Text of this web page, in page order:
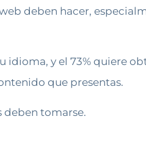
deben hacer,
y el 73% quiere
que presentas.
deben tomarse.